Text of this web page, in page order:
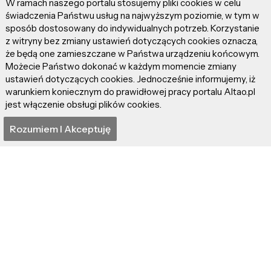
Y"?
łagodnością anioła!
"The Kada" – Na taki
punk rock czekałem
dekadę!
W ramach naszego portalu stosujemy pliki cookies w celu
świadczenia Państwu usług na najwyższym poziomie, w tym w
sposób dostosowany do indywidualnych potrzeb. Korzystanie
z witryny bez zmiany ustawień dotyczących cookies oznacza,
że będą one zamieszczane w Państwa urządzeniu końcowym.
Możecie Państwo dokonać w każdym momencie zmiany
ustawień dotyczących cookies. Jednocześnie informujemy, iż
warunkiem koniecznym do prawidłowej pracy portalu Altao.pl
jest włączenie obsługi plików cookies.
Rozumiem I Akceptuję